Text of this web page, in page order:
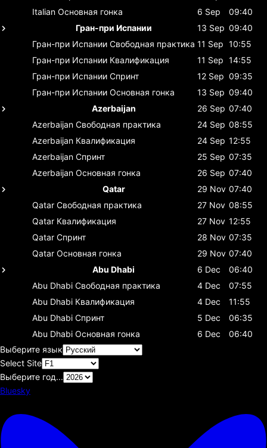
Italian Основная гонка 6 Sep
09:40
Гран-при Испании
13 Sep 09:40
Гран-при Испании Свободная практика 11 Sep 10:55
Гран-при Испании Квалификация 11 Sep 14:55
Гран-при Испании Спринт 12 Sep 09:35
Гран-при Испании Основная гонка 13 Sep 09:40
Azerbaijan
26 Sep 07:40
Azerbaijan Свободная практика 24 Sep 08:55
Azerbaijan Квалификация 24 Sep 12:55
Azerbaijan Спринт 25 Sep 07:35
Azerbaijan Основная гонка 26 Sep 07:40
Qatar
29 Nov 07:40
Qatar Свободная практика 27 Nov 08:55
Qatar Квалификация 27 Nov 12:55
Qatar Спринт 28 Nov 07:35
Qatar Основная гонка 29 Nov 07:40
Abu Dhabi
6 Dec
06:40
Abu Dhabi Свободная практика 4 Dec
07:55
Abu Dhabi Квалификация 4 Dec
11:55
Abu Dhabi Спринт 5 Dec
06:35
Abu Dhabi Основная гонка 6 Dec
06:40
Выберите язык
Select Site
Выберите год...
Bluesky